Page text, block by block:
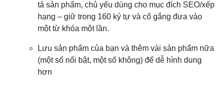
tả sản phẩm, chủ yếu dùng cho mục đích SEO/xếp
hạng – giữ trong 160 ký tự và cố gắng đưa vào
một từ khóa một lần.
Lưu sản phẩm của bạn và thêm vài sản phẩm nữa
(một số nổi bật, một số không) để dễ hình dung
hơn